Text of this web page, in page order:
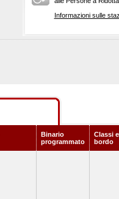
Informazioni sulle
Binario
programmato
Classi
bordo